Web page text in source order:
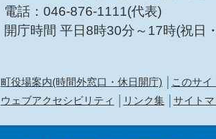
電話：046-876-1111(代表)
開庁時間 平日8時30分～17時(祝日
町役場案内(時間外窓口・休日開庁)
このサイ
ウェブアクセシビリティ
リンク集 サイト